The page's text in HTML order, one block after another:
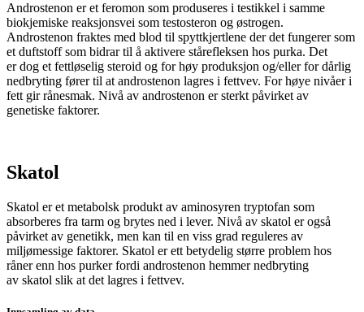
Androstenon er et feromon som produseres i testikkel i samme
biokjemiske reaksjonsvei som testosteron og østrogen.
Androstenon fraktes med blod til spyttkjertlene der det fungerer som
et duftstoff som bidrar til å aktivere stårefleksen hos purka. Det
er dog et fettløselig steroid og for høy produksjon og/eller for dårlig
nedbryting fører til at androstenon lagres i fettvev. For høye nivåer i
fett gir rånesmak. Nivå av androstenon er sterkt påvirket av
genetiske faktorer.
Skatol
Skatol er et metabolsk produkt av aminosyren tryptofan som
absorberes fra tarm og brytes ned i lever. Nivå av skatol er også
påvirket av genetikk, men kan til en viss grad reguleres av
miljømessige faktorer. Skatol er ett betydelig større problem hos
råner enn hos purker fordi androstenon hemmer nedbryting
av skatol slik at det lagres i fettvev.